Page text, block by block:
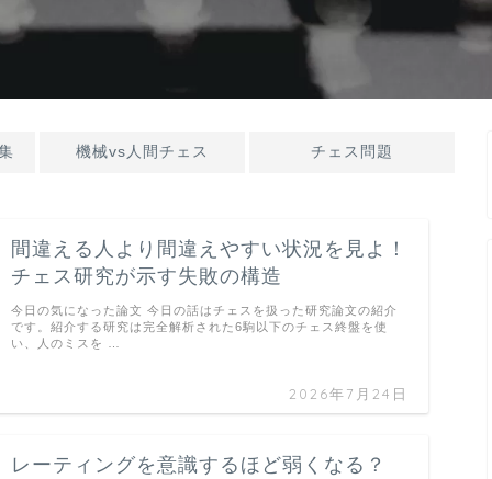
機械vs人間チェス チェス問題
間違える人より間違えやすい状況を見よ！
チェス研究が示す失敗の構造
2026年7月24日
今日の気になった論文 今日の話はチェスを扱った研究論文の紹介
です。紹介する研究は完全解析された6駒以下のチェス終盤を使
い、人のミスを …
レーティングを意識するほど弱くなる？